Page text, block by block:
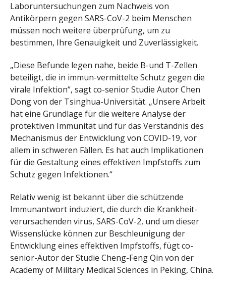
Laboruntersuchungen zum Nachweis von
Antikörpern gegen SARS-CoV-2 beim Menschen
müssen noch weitere überprüfung, um zu
bestimmen, Ihre Genauigkeit und Zuverlässigkeit.
„Diese Befunde legen nahe, beide B-und T-Zellen
beteiligt, die in immun-vermittelte Schutz gegen die
virale Infektion“, sagt co-senior Studie Autor Chen
Dong von der Tsinghua-Universität. „Unsere Arbeit
hat eine Grundlage für die weitere Analyse der
protektiven Immunität und für das Verständnis des
Mechanismus der Entwicklung von COVID-19, vor
allem in schweren Fällen. Es hat auch Implikationen
für die Gestaltung eines effektiven Impfstoffs zum
Schutz gegen Infektionen.“
Relativ wenig ist bekannt über die schützende
Immunantwort induziert, die durch die Krankheit-
verursachenden virus, SARS-CoV-2, und um dieser
Wissenslücke können zur Beschleunigung der
Entwicklung eines effektiven Impfstoffs, fügt co-
senior-Autor der Studie Cheng-Feng Qin von der
Academy of Military Medical Sciences in Peking, China.